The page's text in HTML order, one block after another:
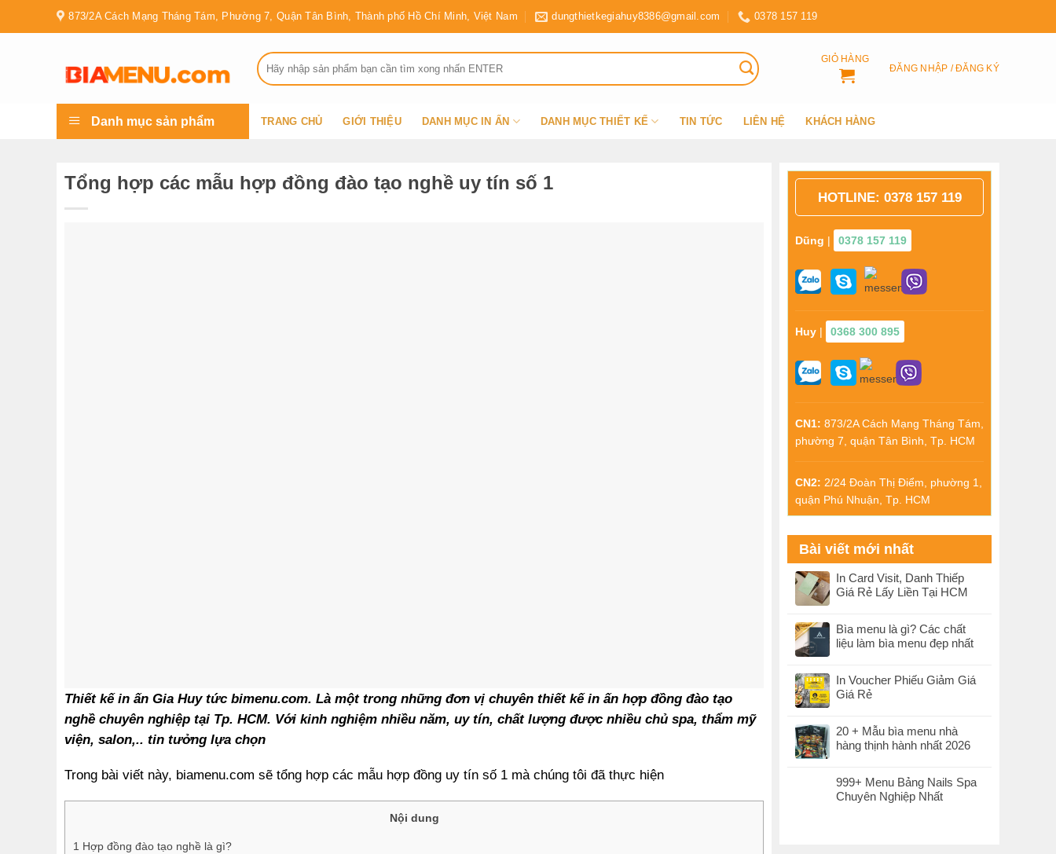
873/2A Cách Mạng Tháng Tám, Phường 7, Quận Tân Bình, Thành phố Hồ Chí Minh, Việt Nam dungthietkegiahuy8386@gmail.com 0378 157 119
Tìm
kiếm:
GIỎ HÀNG
ĐĂNG NHẬP / ĐĂNG KÝ
Danh mục sản phẩm TRANG CHỦ GIỚI THIỆU DANH MỤC IN ẤN DANH MỤC THIẾT KẾ TIN TỨC LIÊN HỆ KHÁCH HÀNG
Tổng hợp các mẫu hợp đồng đào tạo nghề uy tín số 1
Thiết kế in ấn Gia Huy tức bimenu.com. Là một trong những đơn vị chuyên thiết kế in ấn hợp đồng đào tạo
nghề chuyên nghiệp tại Tp. HCM. Với kinh nghiệm nhiều năm, uy tín, chất lượng được nhiều chủ spa, thẩm mỹ
viện, salon,.. tin tưởng lựa chọn
Trong bài viết này, biamenu.com sẽ tổng hợp các mẫu hợp đồng uy tín số 1 mà chúng tôi đã thực hiện
Nội dung
1 Hợp đồng đào tạo nghề là gì?
HOTLINE: 0378 157 119
Dũng | 0378 157 119
Huy | 0368 300 895
CN1: 873/2A Cách Mạng Tháng Tám,
phường 7, quận Tân Bình, Tp. HCM
CN2: 2/24 Đoàn Thị Điểm, phường 1,
quận Phú Nhuận, Tp. HCM
Bài viết mới nhất
In Card Visit, Danh Thiếp
Giá Rẻ Lấy Liền Tại HCM
Bìa menu là gì? Các chất
liệu làm bìa menu đẹp nhất
In Voucher Phiếu Giảm Giá
Giá Rẻ
20 + Mẫu bìa menu nhà
hàng thịnh hành nhất 2026
999+ Menu Bảng Nails Spa
Chuyên Nghiệp Nhất